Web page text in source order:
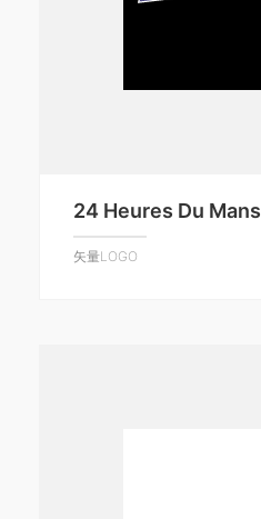
24 Heures Du Mans
矢量LOGO